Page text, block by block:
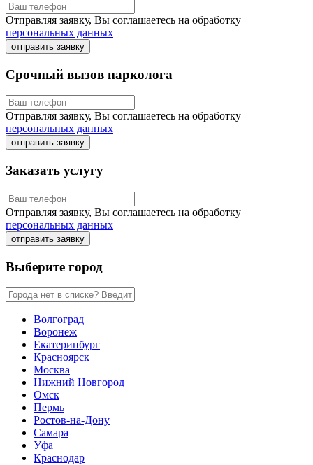
Отправляя заявку, Вы соглашаетесь на обработку
персональных данных
отправить заявку
Срочный вызов нарколога
Отправляя заявку, Вы соглашаетесь на обработку
персональных данных
отправить заявку
Заказать услугу
Отправляя заявку, Вы соглашаетесь на обработку
персональных данных
отправить заявку
Выберите город
Волгоград
Воронеж
Екатеринбург
Красноярск
Москва
Нижний Новгород
Омск
Пермь
Ростов-на-Дону
Самара
Уфа
Краснодар